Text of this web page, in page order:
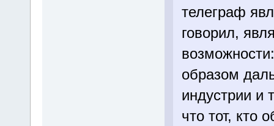
телеграф
говорил,
образом
индустрии и
что тот, кто